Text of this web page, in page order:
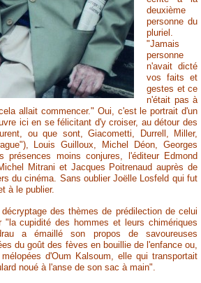
deuxième
personne du
pluriel.
"Jamais
personne
n'avait dicté
vos faits et
gestes et ce
n'était pas à
allait commencer." Oui, c'est le portrait d'un
ici en se félicitant d'y croiser, au détour des
ou que sont, Giacometti, Durrell, Miller,
Louis Guilloux, Michel Déon, Georges
présences moins conjures, l'éditeur Edmond
Mitrani et Jacques Poitrenaud auprès de
du cinéma. Sans oublier Joëlle Losfeld qui fut
à le publier.
des thèmes de prédilection de celui
"la cupidité des hommes et leurs chimériques
a émaillé son propos de savoureuses
du goût des fèves en bouillie de l'enfance ou,
d'Oum Kalsoum, elle qui transportait
noué à l'anse de son sac à main".